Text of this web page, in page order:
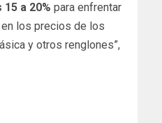
a 20% para enfrentar
los precios de los
y otros renglones”,